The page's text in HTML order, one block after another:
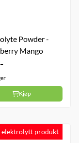
Powder -
Mango
Kjøp
elektrolytt produkt